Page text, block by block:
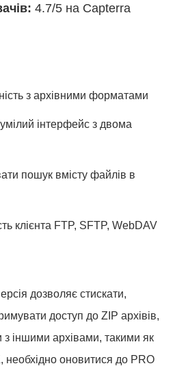
4.7/5 на Capterra
з архівними форматами
інтерфейс з двома
пошук вмісту файлів в
клієнта FTP, SFTP, WebDAV
дозволяє стискати,
доступ до ZIP архівів,
з іншими архівами, такими як
необхідно оновитися до PRO